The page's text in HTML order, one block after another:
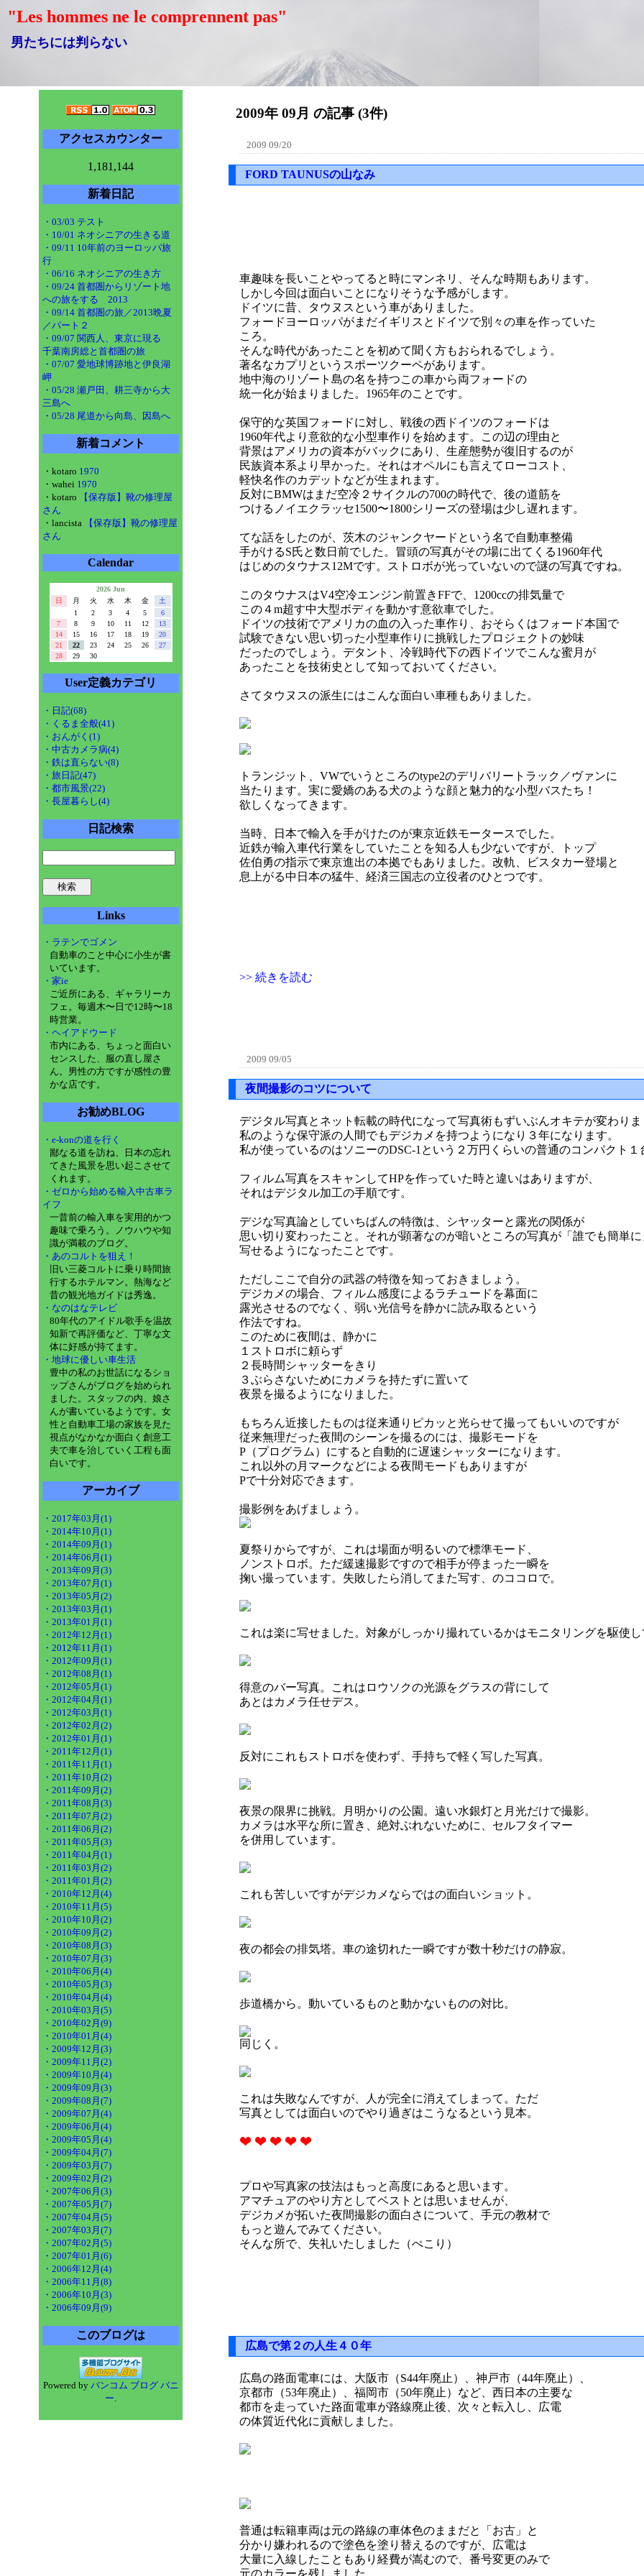
"Les hommes ne le comprennent pas"
男たちには判らない
アクセスカウンター
1,181,144
新着日記
・03/03 テスト
・10/01 ネオシニアの生きる道
・09/11 10年前のヨーロッパ旅
行
・06/16 ネオシニアの生き方
・09/24 首都圏からリゾート地
への旅をする 2013
・09/14 首都圏の旅／2013晩夏
／パート２
・09/07 関西人、東京に現る
千葉南房総と首都圏の旅
・07/07 愛地球博跡地と伊良湖
岬
・05/28 瀬戸田、耕三寺から大
三島へ
・05/28 尾道から向島、因島へ
新着コメント
・kotaro 1970
・wahei 1970
・kotaro
【保存版】靴の修理屋
さん
・lancista
【保存版】靴の修理屋
さん
Calendar
2026 Jun
日
月 火 水 木 金
土
1
2 3 4 5
6
7
8 9 10 11 12
13
14
15 16 17 18 19
20
21
22 23 24 25 26
27
28
29 30
User定義カテゴリ
・日記(68)
・くるま全般(41)
・おんがく(1)
・中古カメラ病(4)
・鉄は直らない(8)
・旅日記(47)
・都市風景(22)
・長屋暮らし(4)
日記検索
Links
・ラテンでゴメン
自動車のこと中心に小生が書
いています。
・家ie
ご近所にある、ギャラリーカ
フェ。毎週木〜日で12時〜18
時営業。
・ヘイアドウード
市内にある、ちょっと面白い
センスした、服の直し屋さ
ん。男性の方ですが感性の豊
かな店です。
お勧めBLOG
・e-konの道を行く
鄙なる道を訪ね、日本の忘れ
てきた風景を思い起こさせて
くれます。
・ゼロから始める輸入中古車ラ
イフ
一昔前の輸入車を実用的かつ
趣味で乗ろう。ノウハウや知
識が満載のブログ。
・あのコルトを狙え！
旧い三菱コルトに乗り時間旅
行するホテルマン。熱海など
昔の観光地ガイドは秀逸。
・なのはなテレビ
80年代のアイドル歌手を温故
知新で再評価など、丁寧な文
体に好感が持てます。
・地球に優しい車生活
豊中の私のお世話になるショ
ップさんがブログを始められ
ました。スタッフの内、娘さ
んが書いているようです。女
性と自動車工場の家族を見た
視点がなかなか面白く創意工
夫で車を治していく工程も面
白いです。
アーカイブ
・2017年03月(1)
・2014年10月(1)
・2014年09月(1)
・2014年06月(1)
・2013年09月(3)
・2013年07月(1)
・2013年05月(2)
・2013年03月(1)
・2013年01月(1)
・2012年12月(1)
・2012年11月(1)
・2012年09月(1)
・2012年08月(1)
・2012年05月(1)
・2012年04月(1)
・2012年03月(1)
・2012年02月(2)
・2012年01月(1)
・2011年12月(1)
・2011年11月(1)
・2011年10月(2)
・2011年09月(2)
・2011年08月(3)
・2011年07月(2)
・2011年06月(2)
・2011年05月(3)
・2011年04月(1)
・2011年03月(2)
・2011年01月(2)
・2010年12月(4)
・2010年11月(5)
・2010年10月(2)
・2010年09月(2)
・2010年08月(3)
・2010年07月(3)
・2010年06月(4)
・2010年05月(3)
・2010年04月(4)
・2010年03月(5)
・2010年02月(9)
・2010年01月(4)
・2009年12月(3)
・2009年11月(2)
・2009年10月(4)
・2009年09月(3)
・2009年08月(7)
・2009年07月(4)
・2009年06月(4)
・2009年05月(4)
・2009年04月(7)
・2009年03月(7)
・2009年02月(2)
・2007年06月(3)
・2007年05月(7)
・2007年04月(5)
・2007年03月(7)
・2007年02月(5)
・2007年01月(6)
・2006年12月(4)
・2006年11月(8)
・2006年10月(3)
・2006年09月(9)
このブログは
Powered by バンコム ブログ バニ
ー.
2009年 09月 の記事 (3件)
2009 09/20
FORD TAUNUSの山なみ
車趣味を長いことやってると時にマンネリ、そんな時期もあります。
しかし今回は面白いことになりそうな予感がします。
ドイツに昔、タウヌスという車がありました。
フォードヨーロッパがまだイギリスとドイツで別々の車を作っていた
ころ。
そんな時代があったことを初めて聞く方もおられるでしょう。
著名なカプリというスポーツクーペがあります。
地中海のリゾート島の名を持つこの車から両フォードの
統一化が始まりました。1965年のことです。
保守的な英国フォードに対し、戦後の西ドイツのフォードは
1960年代より意欲的な小型車作りを始めます。この辺の理由と
背景はアメリカの資本がバックにあり、生産態勢が復旧するのが
民族資本系より早かった。それはオペルにも言えてローコスト、
軽快名作のカデットなどが生まれます。
反対にBMWはまだ空冷２サイクルの700の時代で、後の道筋を
つけるノイエクラッセ1500〜1800シリーズの登場は少し遅れます。
てな話をしたのが、茨木のジャンクヤードという名で自動車整備
手がけるS氏と数日前でした。冒頭の写真がその場に出てくる1960年代
はじめのタウナス12Mです。ストロボが光っていないので謎の写真ですね。
このタウナスはV4空冷エンジン前置きFFで、1200ccの排気量で
この４m超す中大型ボディを動かす意欲車でした。
ドイツの技術でアメリカの血の入った車作り、おそらくはフォード本国で
試験できない思い切った小型車作りに挑戦したプロジェクトの妙味
だったのでしょう。デタント、冷戦時代下の西ドイツでこんな蜜月が
あったことを技術史として知っておいてください。
さてタウヌスの派生にはこんな面白い車種もありました。
トランジット、VWでいうところのtype2のデリバリートラック／ヴァンに
当たります。実に愛嬌のある犬のような顔と魅力的な小型バスたち！
欲しくなってきます。
当時、日本で輸入を手がけたのが東京近鉄モータースでした。
近鉄が輸入車代行業をしていたことを知る人も少ないですが、トップ
佐伯勇の指示で東京進出の本拠でもありました。改軌、ビスタカー登場と
息上がる中日本の猛牛、経済三国志の立役者のひとつです。
>> 続きを読む
2009 09/05
夜間撮影のコツについて
デジタル写真とネット転載の時代になって写真術もずいぶんオキテが変わり
私のような保守派の人間でもデジカメを持つようになり３年になります。
私が使っているのはソニーのDSC-1という２万円くらいの普通のコンパクト１
フィルム写真をスキャンしてHPを作っていた時と違いはありますが、
それはデジタル加工の手順です。
デジな写真論としていちばんの特徴は、シヤッターと露光の関係が
思い切り変わったこと。それが顕著なのが暗いところの写真が「誰でも簡単に
写せるようになったことです。
ただしここで自分の武器の特徴を知っておきましょう。
デジカメの場合、フィルム感度によるラチュードを幕面に
露光させるのでなく、弱い光信号を静かに読み取るという
作法ですね。
このために夜間は、静かに
１ストロボに頼らず
２長時間シャッターをきり
３ぶらさないためにカメラを持たずに置いて
夜景を撮るようになりました。
もちろん近接したものは従来通りピカッと光らせて撮ってもいいのですが
従来無理だった夜間のシーンを撮るのには、撮影モードを
P（プログラム）にすると自動的に遅速シャッターになります。
これ以外の月マークなどによる夜間モードもありますが
Pで十分対応できます。
撮影例をあげましょう。
夏祭りからですが、これは場面が明るいので標準モード、
ノンストロボ。ただ緩速撮影ですので相手が停まった一瞬を
掬い撮っています。失敗したら消してまた写す、のココロで。
これは楽に写せました。対象がしっかり撮れているかはモニタリングを駆使
得意のバー写真。これはロウソクの光源をグラスの背にして
あとはカメラ任せデス。
反対にこれもストロボを使わず、手持ちで軽く写した写真。
夜景の限界に挑戦。月明かりの公園。遠い水銀灯と月光だけで撮影。
カメラは水平な所に置き、絶対ぶれないために、セルフタイマー
を併用しています。
これも苦しいですがデジカメならではの面白いショット。
夜の都会の排気塔。車の途切れた一瞬ですが数十秒だけの静寂。
歩道橋から。動いているものと動かないものの対比。
同じく。
これは失敗なんですが、人が完全に消えてしまって。ただ
写真としては面白いのでやり過ぎはこうなるという見本。
プロや写真家の技法はもっと高度にあると思います。
アマチュアのやり方としてベストとは思いませんが、
デジカメが拓いた夜間撮影の面白さについて、手元の教材で
もっと遊んでみてください。
そんな所で、失礼いたしました（ぺこり）
広島で第２の人生４０年
広島の路面電車には、大阪市（S44年廃止）、神戸市（44年廃止）、
京都市（53年廃止）、福岡市（50年廃止）など、西日本の主要な
都市を走っていた路面電車が路線廃止後、次々と転入し、広電
の体質近代化に貢献しました。
普通は転籍車両は元の路線の車体色のままだと「お古」と
分かり嫌われるので塗色を塗り替えるのですが、広電は
大量に入線したこともあり経費が嵩むので、番号変更のみで
元のカラーを残しました。